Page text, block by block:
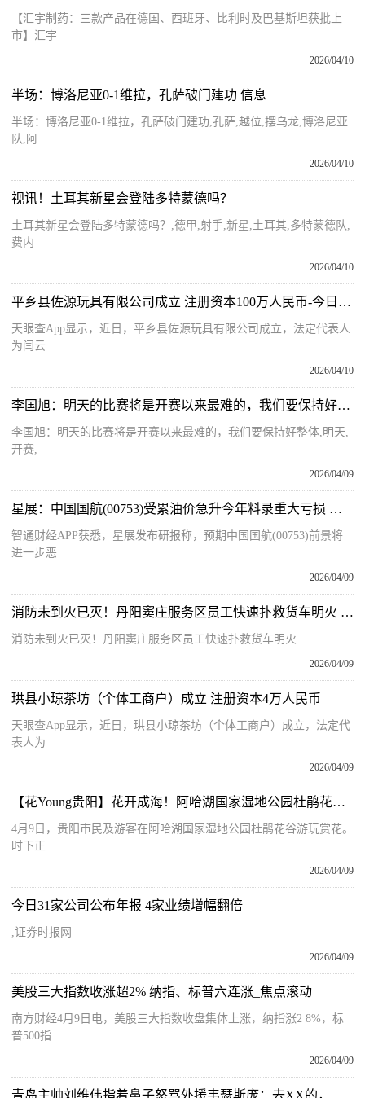
【汇宇制药：三款产品在德国、西班牙、比利时及巴基斯坦获批上
市】汇宇
2026/04/10
半场：博洛尼亚0-1维拉，孔萨破门建功 信息
半场：博洛尼亚0-1维拉，孔萨破门建功,孔萨,越位,摆乌龙,博洛尼亚
队,阿
2026/04/10
视讯！土耳其新星会登陆多特蒙德吗？
土耳其新星会登陆多特蒙德吗？,德甲,射手,新星,土耳其,多特蒙德队,
费内
2026/04/10
平乡县佐源玩具有限公司成立 注册资本100万人民币-今日热闻
天眼查App显示，近日，平乡县佐源玩具有限公司成立，法定代表人
为闫云
2026/04/10
李国旭：明天的比赛将是开赛以来最难的，我们要保持好整体_每日热文
李国旭：明天的比赛将是开赛以来最难的，我们要保持好整体,明天,
开赛,
2026/04/09
星展：中国国航(00753)受累油价急升今年料录重大亏损 降目标价至4.1港元-每日聚焦
智通财经APP获悉，星展发布研报称，预期中国国航(00753)前景将
进一步恶
2026/04/09
消防未到火已灭！丹阳窦庄服务区员工快速扑救货车明火 今头条
消防未到火已灭！丹阳窦庄服务区员工快速扑救货车明火
2026/04/09
珙县小琼茶坊（个体工商户）成立 注册资本4万人民币
天眼查App显示，近日，珙县小琼茶坊（个体工商户）成立，法定代
表人为
2026/04/09
【花Young贵阳】花开成海！阿哈湖国家湿地公园杜鹃花谷迎来最佳观赏期 当前关注
4月9日，贵阳市民及游客在阿哈湖国家湿地公园杜鹃花谷游玩赏花。
时下正
2026/04/09
今日31家公司公布年报 4家业绩增幅翻倍
,证券时报网
2026/04/09
美股三大指数收涨超2% 纳指、标普六连涨_焦点滚动
南方财经4月9日电，美股三大指数收盘集体上涨，纳指涨2 8%，标
普500指
2026/04/09